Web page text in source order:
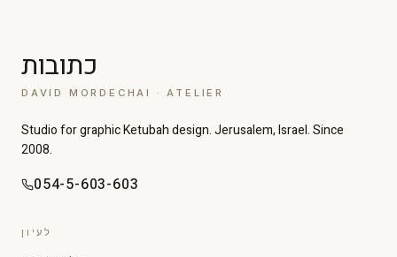
כתובות
DAVID MORDECHAI · ATELIER
Studio for graphic Ketubah design. Jerusalem, Israel. Since
2008.
054-5-603-603
לעיון